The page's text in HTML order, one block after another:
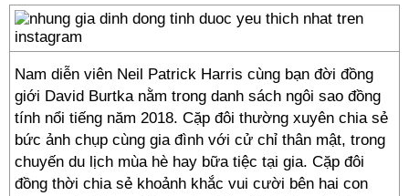
Nam diễn viên Neil Patrick Harris cùng bạn đời đồng
giới David Burtka nằm trong danh sách ngôi sao đồng
tính nổi tiếng năm 2018. Cặp đôi thường xuyên chia sẻ
bức ảnh chụp cùng gia đình với cử chỉ thân mật, trong
chuyến du lịch mùa hè hay bữa tiệc tại gia. Cặp đôi
đồng thời chia sẻ khoảnh khắc vui cười bên hai con